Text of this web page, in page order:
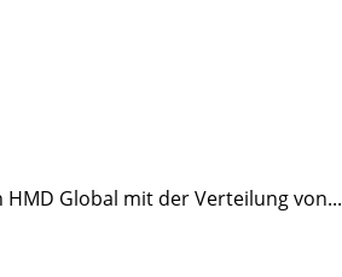
Global mit der Verteilung von...